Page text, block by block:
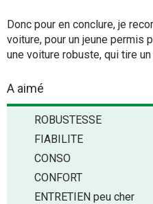
Donc pour en conclure, je
voiture, pour un jeune permis
une voiture robuste, qui tire
A aimé
ROBUSTESSE
FIABILITE
CONSO
CONFORT
ENTRETIEN peu cher